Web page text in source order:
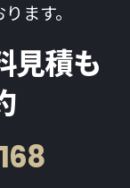
ます。
見積も